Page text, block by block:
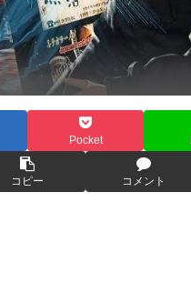
Pocket
コピー コメント